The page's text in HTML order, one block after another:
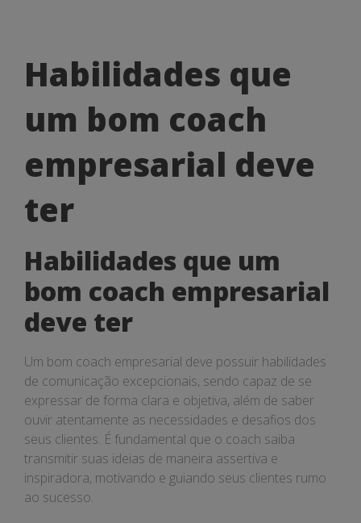
Habilidades
que
um
bom
coach
empresarial
deve
ter
Habilidades que
um bom coach
empresarial deve
ter
Habilidades que um
bom coach empresarial
deve ter
Um bom coach empresarial deve possuir habilidades
de comunicação excepcionais, sendo capaz de se
expressar de forma clara e objetiva, além de saber
ouvir atentamente as necessidades e desafios dos
seus clientes. É fundamental que o coach saiba
transmitir suas ideias de maneira assertiva e
inspiradora, motivando e guiando seus clientes rumo
ao sucesso.